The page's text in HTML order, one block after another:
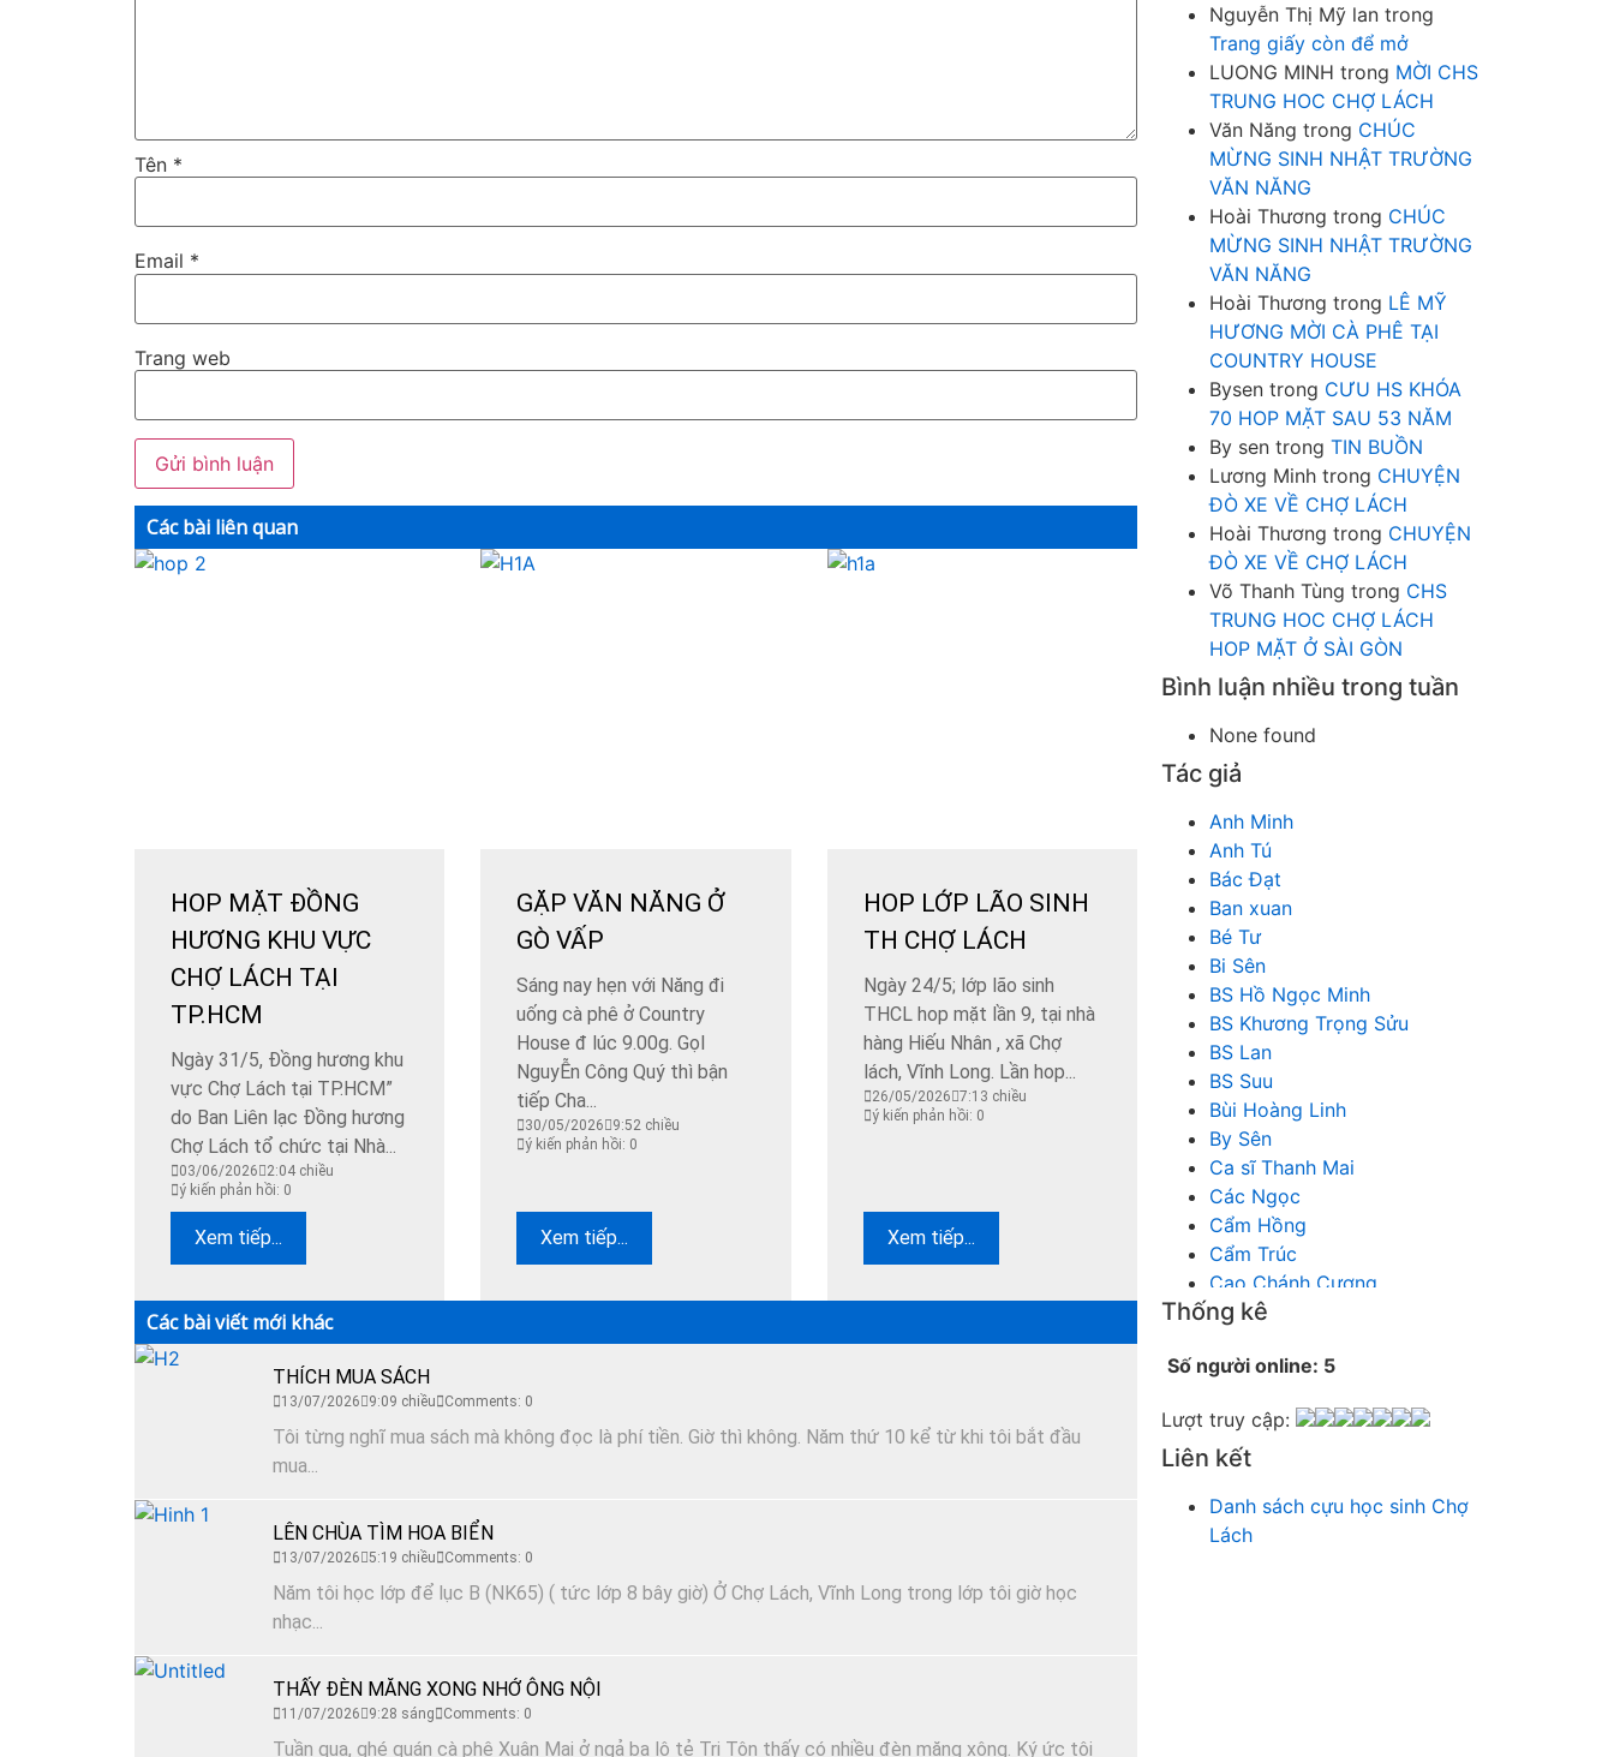
Tên *
Email *
Trang web
Các bài liên quan
HOP MẶT ĐỒNG
HƯƠNG KHU VỰC
CHỢ LÁCH TẠI
TP.HCM
Ngày 31/5, Đồng hương khu
vực Chợ Lách tại TP.HCM”
do Ban Liên lạc Đồng hương
Chợ Lách tổ chức tại Nhà...
03/06/2026
2:04 chiều
ý kiến phản hồi: 0
Xem tiếp...
GẶP VĂN NĂNG Ở
GÒ VẤP
Sáng nay hẹn với Năng đi
uống cà phê ở Country
House đ lúc 9.00g. GọI
NguyỄn Công Quý thì bận
tiếp Cha...
30/05/2026
9:52 chiều
ý kiến phản hồi: 0
Xem tiếp...
HOP LỚP LÃO SINH
TH CHỢ LÁCH
Ngày 24/5; lớp lão sinh
THCL hop mặt lần 9, tại nhà
hàng Hiếu Nhân , xã Chợ
lách, Vĩnh Long. Lần hop...
26/05/2026 7:13 chiều
ý kiến phản hồi: 0
Xem tiếp...
Các bài viết mới khác
THÍCH MUA SÁCH
13/07/2026 9:09 chiều Comments: 0
Tôi từng nghĩ mua sách mà không đọc là phí tiền. Giờ thì không. Năm thứ 10 kể từ khi tôi bắt đầu
mua...
LÊN CHÙA TÌM HOA BIỂN
13/07/2026 5:19 chiều Comments: 0
Năm tôi học lớp để lục B (NK65) ( tức lớp 8 bây giờ) Ở Chợ Lách, Vĩnh Long trong lớp tôi giờ học
nhạc...
THẤY ĐÈN MĂNG XONG NHỚ ÔNG NỘI
11/07/2026 9:28 sáng Comments: 0
Tuần qua, ghé quán cà phê Xuân Mai ở ngả ba lộ tẻ Tri Tôn thấy có nhiều đèn măng xông. Ký ức tôi
Nguyễn Thị Mỹ lan trong
Trang giấy còn để mở
LUONG MINH trong MỜI CHS
TRUNG HOC CHỢ LÁCH
Văn Năng trong CHÚC
MỪNG SINH NHẬT TRƯỜNG
VĂN NĂNG
Hoài Thương trong CHÚC
MỪNG SINH NHẬT TRƯỜNG
VĂN NĂNG
Hoài Thương trong LÊ MỸ
HƯƠNG MỜI CÀ PHÊ TẠI
COUNTRY HOUSE
Bysen trong CƯU HS KHÓA
70 HOP MẶT SAU 53 NĂM
By sen trong TIN BUỒN
Lương Minh trong CHUYỆN
ĐÒ XE VỀ CHỢ LÁCH
Hoài Thương trong CHUYỆN
ĐÒ XE VỀ CHỢ LÁCH
Võ Thanh Tùng trong CHS
TRUNG HOC CHỢ LÁCH
HOP MẶT Ở SÀI GÒN
Bình luận nhiều trong tuần
None found
Tác giả
Anh Minh
Anh Tú
Bác Đạt
Ban xuan
Bé Tư
Bi Sên
BS Hồ Ngọc Minh
BS Khương Trọng Sửu
BS Lan
BS Suu
Bùi Hoàng Linh
By Sên
Ca sĩ Thanh Mai
Các Ngọc
Cẩm Hồng
Cẩm Trúc
Cao Chánh Cương
Cao Nhật Quyên
Chích Chị
Chu Trầm Nguyên Minh
Cò Bằng
Công Bình
Công Hòa
Thống kê
Số người online: 5
Lượt truy cập:
Liên kết
Danh sách cựu học sinh Chợ
Lách